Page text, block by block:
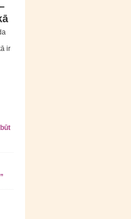
ir